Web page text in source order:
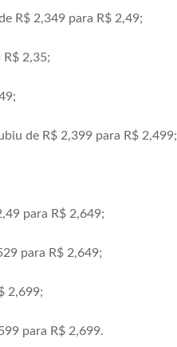
R$ 2,349 para R$ 2,49;
R$ 2,35;
de R$ 2,399 para R$ 2,499;
para R$ 2,649;
para R$ 2,649;
2,699;
para R$ 2,699.